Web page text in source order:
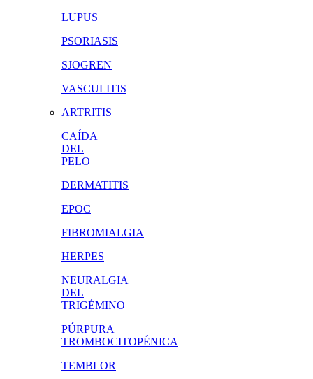
LUPUS
PSORIASIS
SJOGREN
VASCULITIS
ARTRITIS
CAÍDA
DEL
PELO
DERMATITIS
EPOC
FIBROMIALGIA
HERPES
NEURALGIA
DEL
TRIGÉMINO
PÚRPURA
TROMBOCITOPÉNICA
TEMBLOR